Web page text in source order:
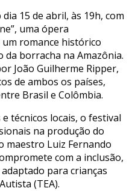
15 de abril, às 19h, com
uma ópera
romance histórico
da borracha na Amazônia.
João Guilherme Ripper,
de ambos os países,
Brasil e Colômbia.
técnicos locais, o festival
na produção do
maestro Luiz Fernando
com a inclusão,
para crianças
(TEA).